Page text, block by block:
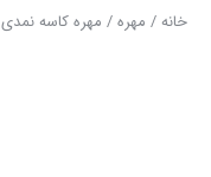
خانه/ مهره/ مهره کاسه نمدی